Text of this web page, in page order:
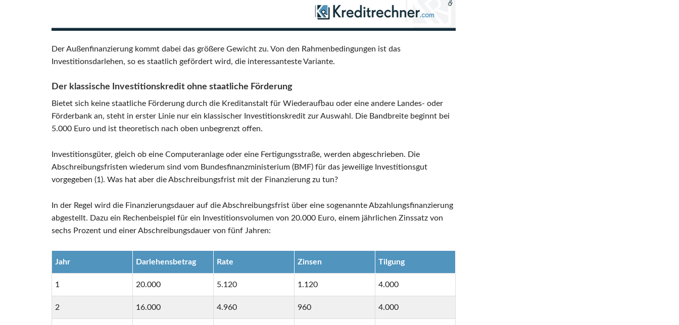
Der Außenfinanzierung kommt dabei das größere Gewicht zu. Von den Rahmenbedingungen ist das
Investitionsdarlehen, so es staatlich gefördert wird, die interessanteste Variante.
Der klassische Investitionskredit ohne staatliche Förderung
Bietet sich keine staatliche Förderung durch die Kreditanstalt für Wiederaufbau oder eine andere Landes- oder
Förderbank an, steht in erster Linie nur ein klassischer Investitionskredit zur Auswahl. Die Bandbreite beginnt bei
5.000 Euro und ist theoretisch nach oben unbegrenzt offen.
Investitionsgüter, gleich ob eine Computeranlage oder eine Fertigungsstraße, werden abgeschrieben. Die
Abschreibungsfristen wiederum sind vom Bundesfinanzministerium (BMF) für das jeweilige Investitionsgut
vorgegeben (1). Was hat aber die Abschreibungsfrist mit der Finanzierung zu tun?
In der Regel wird die Finanzierungsdauer auf die Abschreibungsfrist über eine sogenannte Abzahlungsfinanzierung
abgestellt. Dazu ein Rechenbeispiel für ein Investitionsvolumen von 20.000 Euro, einem jährlichen Zinssatz von
sechs Prozent und einer Abschreibungsdauer von fünf Jahren:
Jahr Darlehensbetrag Rate Zinsen Tilgung
1 20.000 5.120 1.120 4.000
2 16.000 4.960 960 4.000